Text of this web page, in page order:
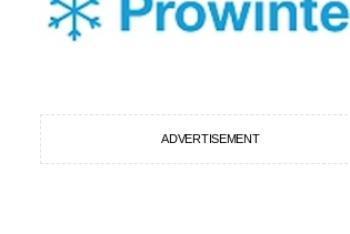
ADVERTISEMENT